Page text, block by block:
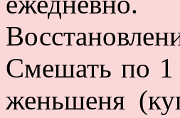
Смешать по 1
женьшеня